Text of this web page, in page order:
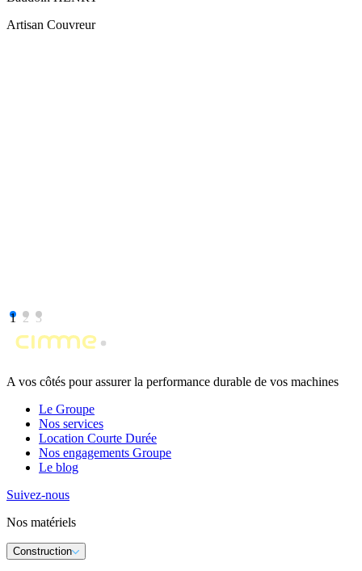
Artisan Couvreur
1 2 3
A vos côtés pour assurer la performance durable de vos machines
Le Groupe
Nos services
Location Courte Durée
Nos engagements Groupe
Le blog
Suivez-nous
Nos matériels
Construction